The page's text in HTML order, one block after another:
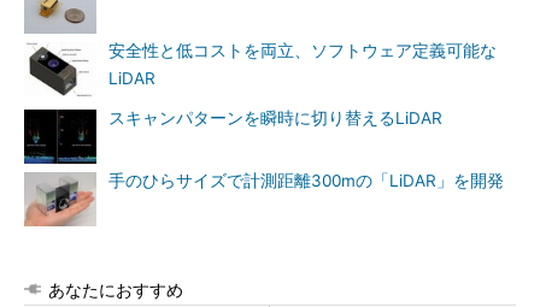
安全性と低コストを両立、ソフトウェア定義可能な
LiDAR
スキャンパターンを瞬時に切り替えるLiDAR
手のひらサイズで計測距離300mの「LiDAR」を開発
あなたにおすすめ